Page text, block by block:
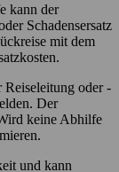
kann der
Schadensersatz
mit dem
Reiseleitung oder -
Der
keine Abhilfe
und kann